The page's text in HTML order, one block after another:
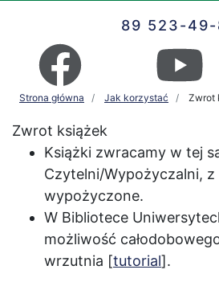
89 523-49-
Strona główna Jak korzystać Zwrot
Zwrot książek
Książki zwracamy w tej
Czytelni/Wypożyczalni,
wypożyczone.
W Bibliotece
możliwość
wrzutnia [tutorial].